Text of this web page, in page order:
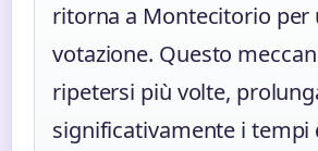
ritorna a Montecitorio per
votazione. Questo
ripetersi più volte,
significativamente i tempi